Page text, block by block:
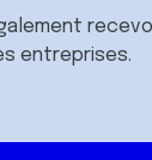
entreprises.